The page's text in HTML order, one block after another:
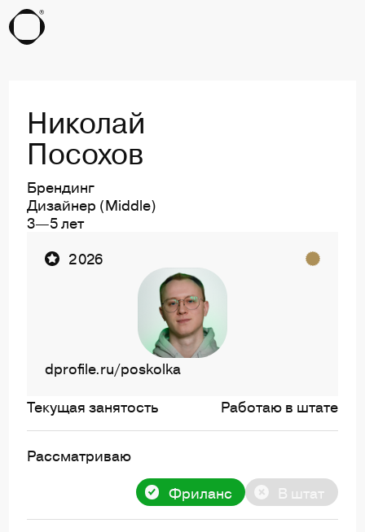
2 026
dprofile.ru/poskolka
Николай
Посохов
Брендинг
Дизайнер (Middle)
3—5 лет
Текущая занятость Работаю в штате
Рассматриваю
Фриланс
В штат